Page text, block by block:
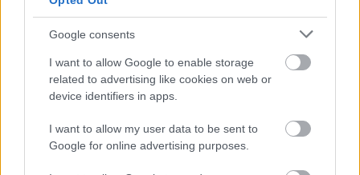
Google consents
I want to allow Google to enable storage
related to advertising like cookies on web or
device identifiers in apps.
I want to allow my user data to be sent to
Google for online advertising purposes.
Σωφρονιστικά καταστήματα: 416
προσλήψεις χωρίς πτυχίο - Πού κάνετε
αίτηση
Νέος «Κηφισός» 40 χιλιομέτρων: Ο